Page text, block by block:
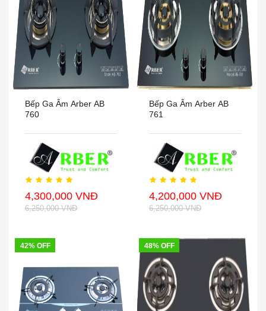
Bếp Ga Âm Arber AB
760
4,300,000 VNĐ
6,250,000 VNĐ
Bếp Ga Âm Arber AB
761
4,200,000 VNĐ
6,250,000 VNĐ
42% OFF 48% OFF